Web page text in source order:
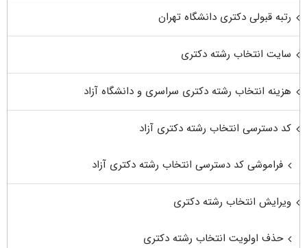
رتبه قبولی دکتری دانشگاه تهران
سایت انتخاب رشته دکتری
هزینه انتخاب رشته دکتری سراسری و دانشگاه آزاد
کد دسترسی انتخاب رشته دکتری آزاد
فراموشی کد دسترسی انتخاب رشته دکتری آزاد
ویرایش انتخاب رشته دکتری
حذف اولویت انتخاب رشته دکتری